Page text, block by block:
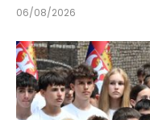
06/08/2026